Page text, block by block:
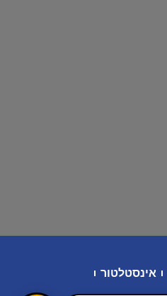
אינסטלטור